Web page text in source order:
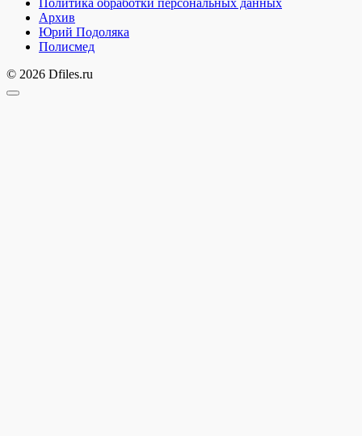
Политика обработки персональных данных
Архив
Юрий Подоляка
Полисмед
© 2026 Dfiles.ru